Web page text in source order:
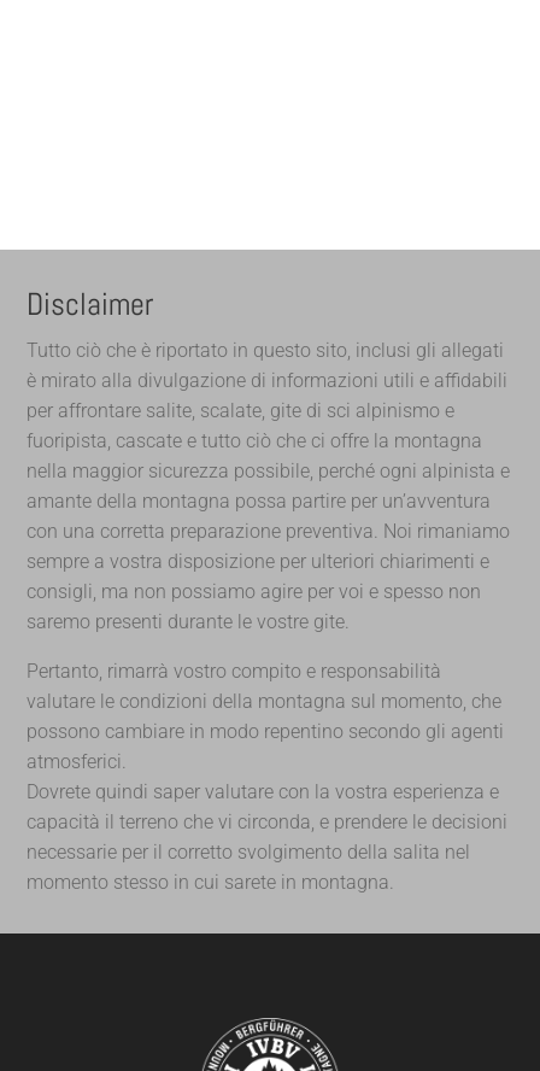
Disclaimer
Tutto ciò che è riportato in questo sito, inclusi gli allegati
è mirato alla divulgazione di informazioni utili e affidabili
per affrontare salite, scalate, gite di sci alpinismo e
fuoripista, cascate e tutto ciò che ci offre la montagna
nella maggior sicurezza possibile, perché ogni alpinista e
amante della montagna possa partire per un’avventura
con una corretta preparazione preventiva. Noi rimaniamo
sempre a vostra disposizione per ulteriori chiarimenti e
consigli, ma non possiamo agire per voi e spesso non
saremo presenti durante le vostre gite.
Pertanto, rimarrà vostro compito e responsabilità
valutare le condizioni della montagna sul momento, che
possono cambiare in modo repentino secondo gli agenti
atmosferici.
Dovrete quindi saper valutare con la vostra esperienza e
capacità il terreno che vi circonda, e prendere le decisioni
necessarie per il corretto svolgimento della salita nel
momento stesso in cui sarete in montagna.